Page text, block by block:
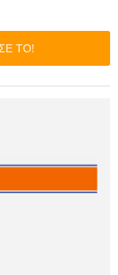
ΤΟ!